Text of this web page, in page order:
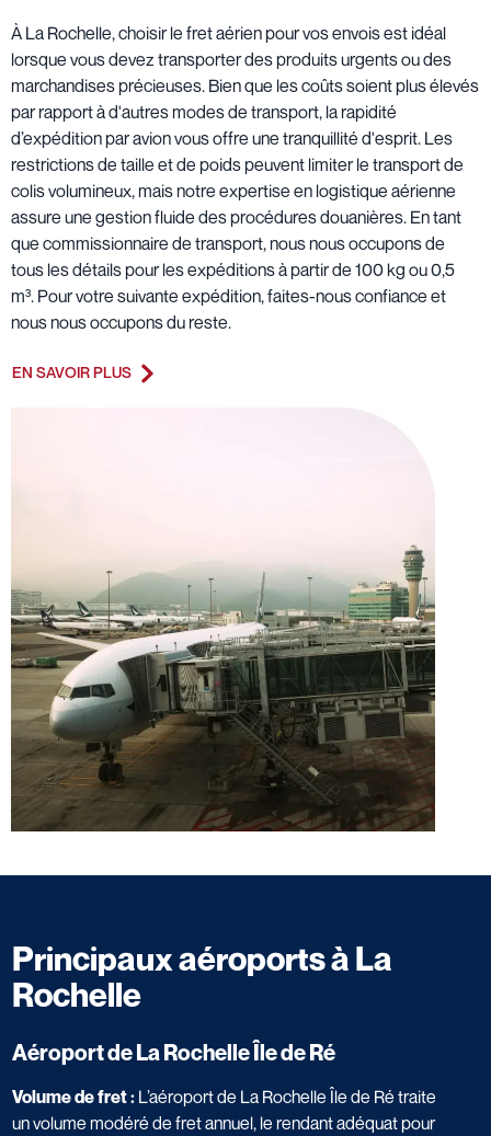
À La Rochelle, choisir le fret aérien pour vos envois est idéal
lorsque vous devez transporter des produits urgents ou des
marchandises précieuses. Bien que les coûts soient plus élevés
par rapport à d'autres modes de transport, la rapidité
d’expédition par avion vous offre une tranquillité d'esprit. Les
restrictions de taille et de poids peuvent limiter le transport de
colis volumineux, mais notre expertise en logistique aérienne
assure une gestion fluide des procédures douanières. En tant
que commissionnaire de transport, nous nous occupons de
tous les détails pour les expéditions à partir de 100 kg ou 0,5
m³. Pour votre suivante expédition, faites-nous confiance et
nous nous occupons du reste.
EN SAVOIR PLUS
Principaux aéroports à La
Rochelle
Aéroport de La Rochelle Île de Ré
Volume de fret : L’aéroport de La Rochelle Île de Ré traite
un volume modéré de fret annuel, le rendant adéquat pour